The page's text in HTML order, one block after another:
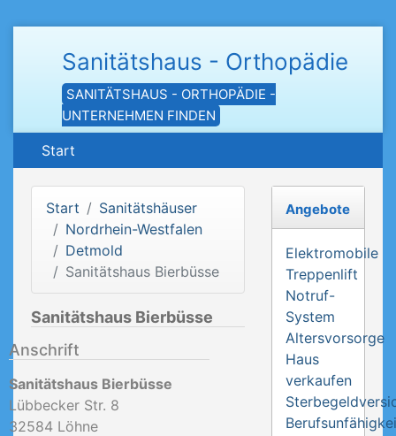
Sanitätshaus - Orthopädie
SANITÄTSHAUS - ORTHOPÄDIE -
UNTERNEHMEN FINDEN
Start
Start
Sanitätshäuser
Nordrhein-Westfalen
Detmold
Sanitätshaus Bierbüsse
Sanitätshaus Bierbüsse
Anschrift
Sanitätshaus Bierbüsse
Lübbecker Str. 8
32584 Löhne
Angebote
Elektromobile
Treppenlift
Notruf-
System
Altersvorsorge
Haus
verkaufen